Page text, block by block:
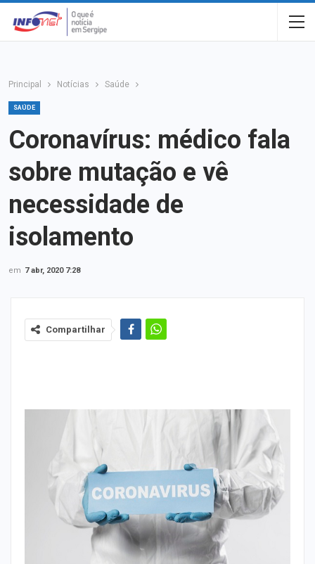
Principal Notícias Saúde
SAÚDE
Coronavírus: médico fala
sobre mutação e vê
necessidade de
isolamento
em 7 abr, 2020 7:28
Compartilhar